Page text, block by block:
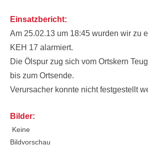
Einsatzbericht:
Am 25.02.13 um 18:45 wurden wir zu
KEH 17 alarmiert.
Die Ölspur zug sich vom Ortskern
bis zum Ortsende.
Verursacher konnte nicht festgestellt
Bilder:
Keine
Bildvorschau